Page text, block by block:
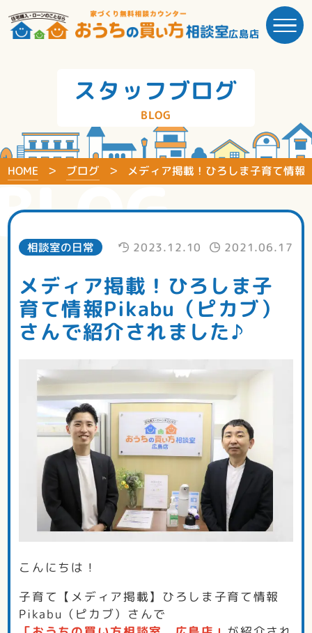
広島店
スタッフブログ
BLOG
HOME ブログ メディア掲載！ひろしま子育て情
相談室の日常 2023.12.10 2021.06.17
メディア掲載！ひろしま子
育て情報Pikabu（ピカブ）
さんで紹介されました♪
こんにちは！
子育て【メディア掲載】ひろしま子育て情報
Pikabu（ピカブ）さんで